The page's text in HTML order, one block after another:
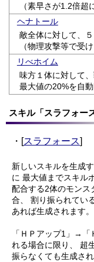
（素早さが1.2倍超
ヘナトール
敵全体に対して、
（物理攻撃等で受
リべホイム
味方１体に対して
最大値の20%を自動
スキル「スラフォー
・[スラフォース]
新しいスキルを生成
に 最大値までスキル
配合する2体のモンス
合、
割り振られてい
あれば生成されます。
「ＨＰアップ1」→「
れる場合に限り、
超
振らなくても生成され